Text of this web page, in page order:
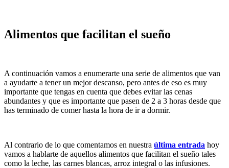
Alimentos que facilitan el sueño
A continuación vamos a enumerarte una serie de alimentos que van
a ayudarte a tener un mejor descanso, pero antes de eso es muy
importante que tengas en cuenta que debes evitar las cenas
abundantes y que es importante que pasen de 2 a 3 horas desde que
has terminado de comer hasta la hora de ir a dormir.
Al contrario de lo que comentamos en nuestra última entrada hoy
vamos a hablarte de aquellos alimentos que facilitan el sueño tales
como la leche, las carnes blancas, arroz integral o las infusiones.